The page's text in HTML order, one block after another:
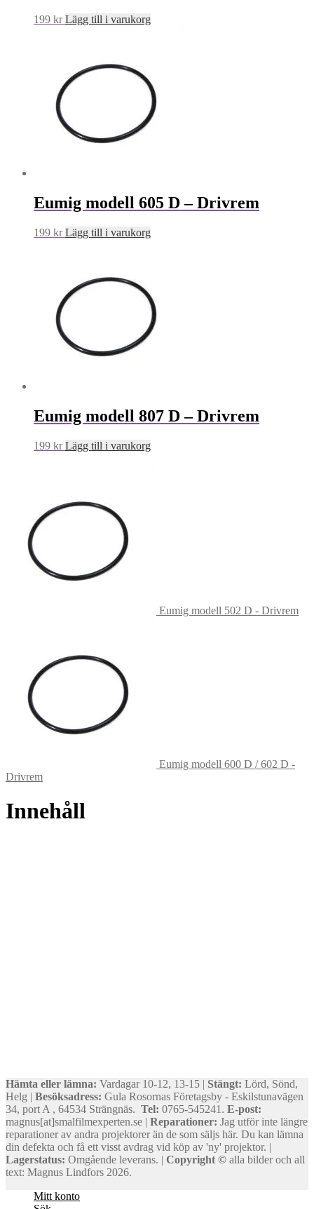
199 kr Lägg till i varukorg
Eumig modell 605 D – Drivrem
199 kr Lägg till i varukorg
Eumig modell 807 D – Drivrem
199 kr Lägg till i varukorg
Eumig modell 502 D - Drivrem
Eumig modell 600 D / 602 D -
Drivrem
Innehåll
Hämta eller lämna: Vardagar 10-12, 13-15 | Stängt: Lörd, Sönd,
Helg | Besöksadress: Gula Rosornas Företagsby - Eskilstunavägen
34, port A , 64534 Strängnäs. Tel: 0765-545241. E-post:
magnus[at]smalfilmexperten.se | Reparationer: Jag utför inte längre
reparationer av andra projektorer än de som säljs här. Du kan lämna
din defekta och få ett visst avdrag vid köp av 'ny' projektor. |
Lagerstatus: Omgående leverans. | Copyright © alla bilder och all
text: Magnus Lindfors 2026.
Mitt konto